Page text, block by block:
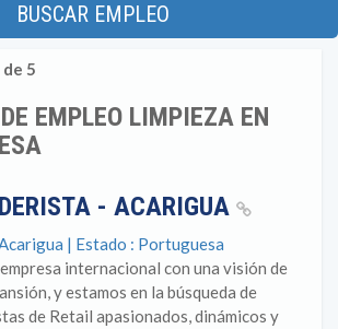
BUSCAR EMPLEO
de 5
EMPLEO LIMPIEZA EN
- ACARIGUA
| Estado : Portuguesa
internacional con una visión de
y estamos en la búsqueda de
de Retail apasionados, dinámicos y